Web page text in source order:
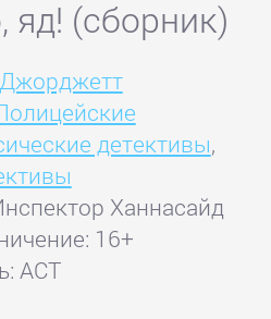
(сборник)
детективы,
Ханнасайд
16+
АСТ